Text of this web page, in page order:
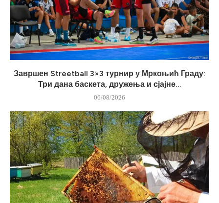
Завршен Streetball 3×3 турнир у Мркоњић Граду:
Три дана баскета, дружења и сјајне...
06/08/2026